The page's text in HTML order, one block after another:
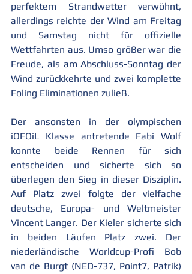
perfektem Strandwetter verwöhnt,
allerdings reichte der Wind am Freitag
und Samstag nicht für offizielle
Wettfahrten aus. Umso größer war die
Freude, als am Abschluss-Sonntag der
Foling Eliminationen zuließ.
Der ansonsten in der olympischen
iQFOiL Klasse antretende Fabi Wolf
konnte beide Rennen für sich
entscheiden und sicherte sich so
überlegen den Sieg in dieser Disziplin.
Auf Platz zwei folgte der vielfache
deutsche, Europa- und Weltmeister
Vincent Langer. Der Kieler sicherte sich
in beiden Läufen Platz zwei. Der
niederländische Worldcup-Profi Bob
van de Burgt (NED-737, Point7, Patrik)